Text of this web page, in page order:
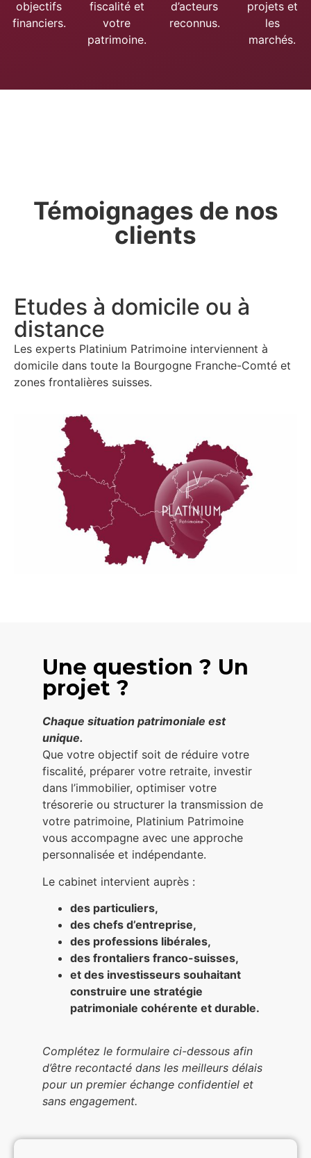
objectifs
financiers.
fiscalité et
votre
patrimoine.
d’acteurs
reconnus.
projets et
les
marchés.
Témoignages de nos
clients
Etudes à domicile ou à
distance
Les experts Platinium Patrimoine interviennent à
domicile dans toute la Bourgogne Franche-Comté et
zones frontalières suisses.
Une question ? Un
projet ?
Chaque situation patrimoniale est
unique.
Que votre objectif soit de réduire votre
fiscalité, préparer votre retraite, investir
dans l’immobilier, optimiser votre
trésorerie ou structurer la transmission de
votre patrimoine, Platinium Patrimoine
vous accompagne avec une approche
personnalisée et indépendante.
Le cabinet intervient auprès :
des particuliers,
des chefs d’entreprise,
des professions libérales,
des frontaliers franco-suisses,
et des investisseurs souhaitant
construire une stratégie
patrimoniale cohérente et durable.
Complétez le formulaire ci-dessous afin
d’être recontacté dans les meilleurs délais
pour un premier échange confidentiel et
sans engagement.